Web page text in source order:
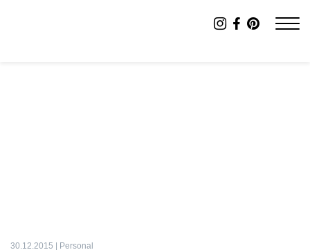
30.12.2015 | Personal